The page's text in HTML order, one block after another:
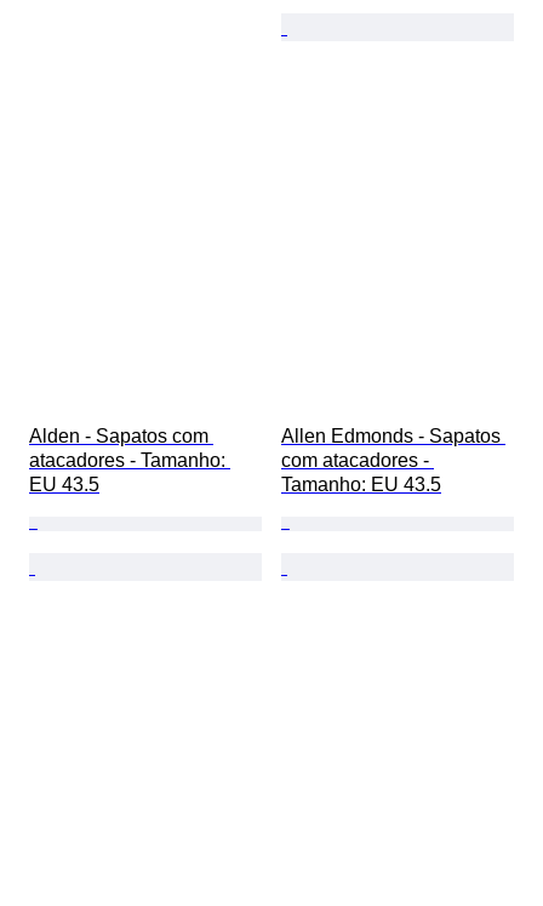
Alden - Sapatos com
atacadores - Tamanho:
EU 43.5
Allen Edmonds - Sapatos
com atacadores -
Tamanho: EU 43.5